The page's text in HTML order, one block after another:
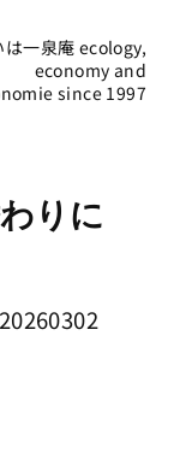
は一泉庵 ecology,
economy and
since 1997
りに
20260302